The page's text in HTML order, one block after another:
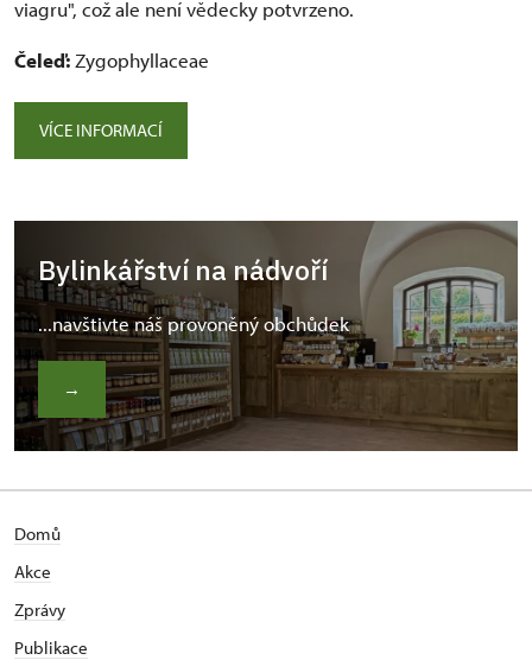
viagru", což ale není vědecky potvrzeno.
Čeleď: Zygophyllaceae
VÍCE INFORMACÍ
Bylinkářství na nádvoří
...navštivte náš provoněný obchůdek
→
Domů
Akce
Zprávy
Publikace